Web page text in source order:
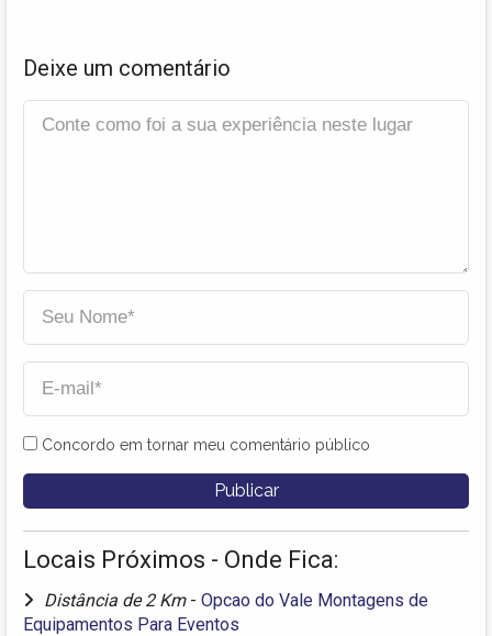
Deixe um comentário
Concordo em tornar meu comentário público
Locais Próximos - Onde Fica:
Distância de 2 Km - Opcao do Vale Montagens de
Equipamentos Para Eventos